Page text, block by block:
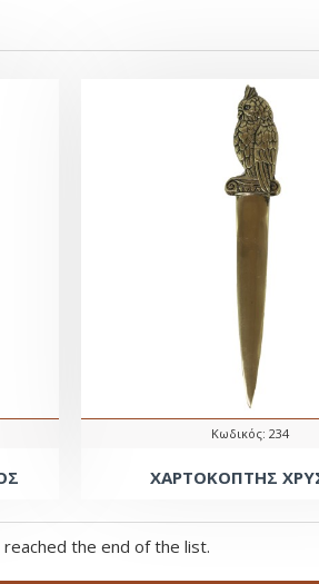
Κωδικός: 234
ΧΑΡΤΟΚΟΠΤΗΣ
reached the end of the list.